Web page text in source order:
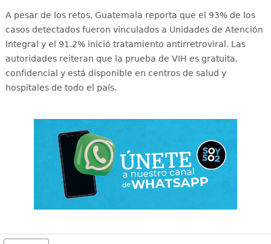
A pesar de los retos, Guatemala reporta que el 93% de los
casos detectados fueron vinculados a Unidades de Atención
Integral y el 91.2% inició tratamiento antirretroviral . Las
autoridades reiteran que la prueba de VIH es gratuita,
confidencial y está disponible en centros de salud y
hospitales de todo el país.